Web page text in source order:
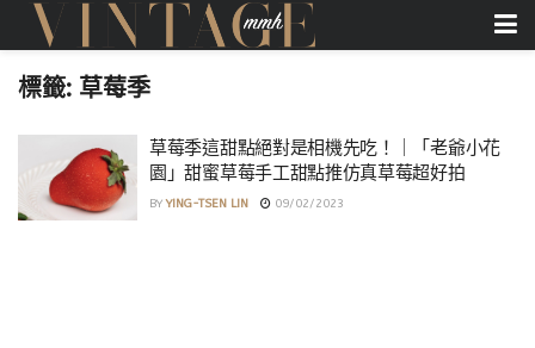
標籤: 草莓季
草莓季這甜點絕對是相機先吃！｜「老爺小花
園」甜蜜草莓手工甜點推仿真草莓超好拍
BY YING-TSEN LIN 09/02/2023